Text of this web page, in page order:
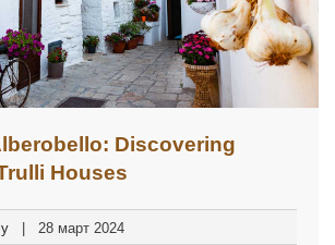
Discovering
Houses
28 март 2024